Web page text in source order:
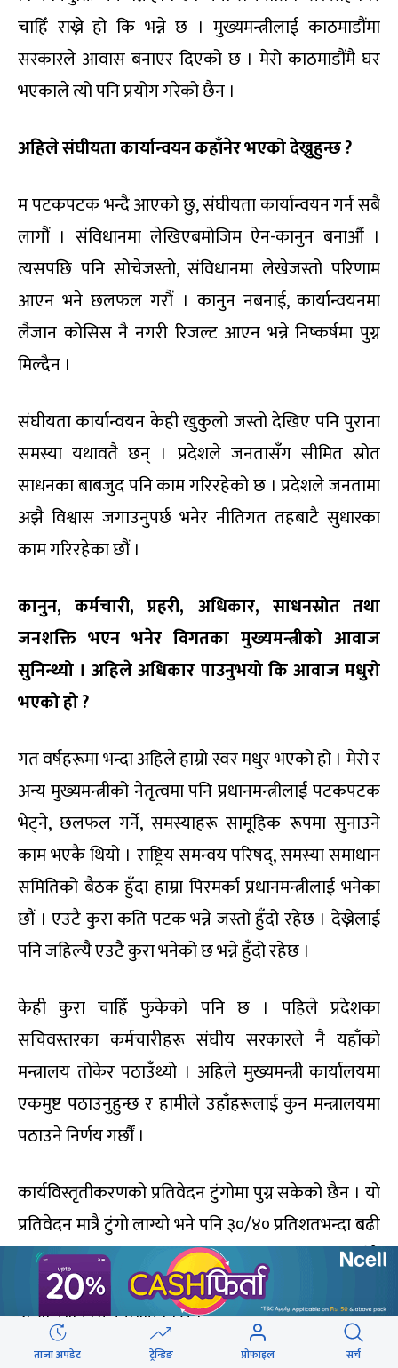
चाहिँ राख्ने हो कि भन्ने छ । मुख्यमन्त्रीलाई काठमाडौंमा
सरकारले आवास बनाएर दिएको छ । मेरो काठमाडौंमै घर
भएकाले त्यो पनि प्रयोग गरेको छैन ।
अहिलेसंघीयताकार्यान्वयनकहाँनेरभएकोदेख्नुहुन्छ?
म पटकपटक भन्दै आएको छु, संघीयता कार्यान्वयन गर्न सबै
लागौं । संविधानमा लेखिएबमोजिम ऐन-कानुन बनाऔं ।
त्यसपछि पनि सोचेजस्तो, संविधानमा लेखेजस्तो परिणाम
आएन भने छलफल गरौं । कानुन नबनाई, कार्यान्वयनमा
लैजान कोसिस नै नगरी रिजल्ट आएन भन्ने निष्कर्षमा पुग्न
मिल्दैन ।
संघीयता कार्यान्वयन केही खुकुलो जस्तो देखिए पनि पुराना
समस्या यथावतै छन् । प्रदेशले जनतासँग सीमित स्रोत
साधनका बाबजुद पनि काम गरिरहेको छ । प्रदेशले जनतामा
अझै विश्वास जगाउनुपर्छ भनेर नीतिगत तहबाटै सुधारका
काम गरिरहेका छौं ।
कानुन,कर्मचारी,प्रहरी, अधिकार, साधनस्रोत तथा
जनशक्ति भएन भनेर विगतका मुख्यमन्त्रीको आवाज
सुनिन्थ्यो । अहिलेअधिकार पाउनुभयोकिआवाजमधुरो
भएकोहो?
गत वर्षहरूमा भन्दा अहिले हाम्रो स्वर मधुर भएको हो । मेरो र
अन्य मुख्यमन्त्रीको नेतृत्वमा पनि प्रधानमन्त्रीलाई पटकपटक
भेट्ने, छलफल गर्ने, समस्याहरू सामूहिक रूपमा सुनाउने
काम भएकै थियो । राष्ट्रिय समन्वय परिषद्, समस्या समाधान
समितिको बैठक हुँदा हाम्रा पिरमर्का प्रधानमन्त्रीलाई भनेका
छौं । एउटै कुरा कति पटक भन्ने जस्तो हुँदो रहेछ । देख्नेलाई
पनि जहिल्यै एउटै कुरा भनेको छ भन्ने हुँदो रहेछ ।
केही कुरा चाहिँ फुकेको पनि छ । पहिले प्रदेशका
सचिवस्तरका कर्मचारीहरू संघीय सरकारले नै यहाँको
मन्त्रालय तोकेर पठाउँथ्यो । अहिले मुख्यमन्त्री कार्यालयमा
एकमुष्ट पठाउनुहुन्छ र हामीले उहाँहरूलाई कुन मन्त्रालयमा
पठाउने निर्णय गर्छौं ।
कार्यविस्तृतीकरणको प्रतिवेदन टुंगोमा पुग्न सकेको छैन । यो
प्रतिवेदन मात्रै टुंगो लाग्यो भने पनि ३०/४० प्रतिशतभन्दा बढी
काम गर्न सकिन्थ्यो । निजामती ऐनको प्रक्रिया पनि धेरै
अगाडि बढिसकेको छ । कुलिङ पिरियड विवादका कारण
अन्योल भने सिर्जना भएको छ ।
ताजा अपडेट ट्रेन्डिङ प्रोफाइल सर्च